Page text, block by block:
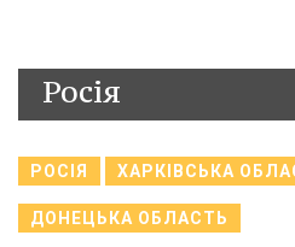
Росія
РОСІЯ ХАРКІВСЬКА
ДОНЕЦЬКА ОБЛАСТЬ